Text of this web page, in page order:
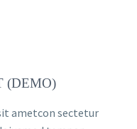
(DEMO)
ametcon sectetur